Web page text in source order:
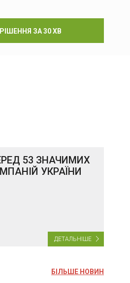
ЗА 30 ХВ
53 ЗНАЧИМИХ
УКРАЇНИ
ДЕТАЛЬНІШЕ
БІЛЬШЕ НОВИН